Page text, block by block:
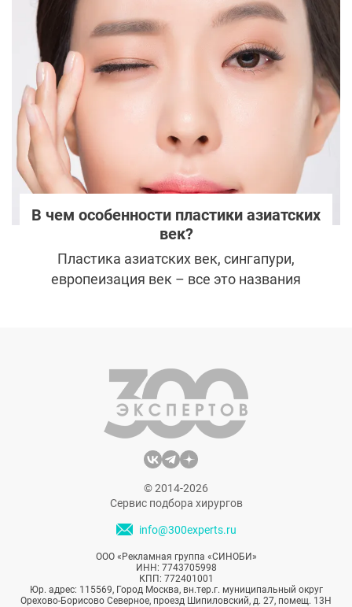
индивидуальность, кожа слишком
натянется, а лицо будет перекаченным или
превратится в застывшую маску.
Избавиться от подобных опасений
помогает изучение фото до и после
пластики, которые порой восхищают.
В чем особенности пластики азиатских
век?
Пластика азиатских век, сингапури,
европеизация век – все это названия
Однако, несмотря на название, к ней
прибегают вовсе не для того, чтобы
уничтожить национальную аутентичность.
© 2014-2026
Сервис подбора хирургов
info@300experts.ru
ООО «Рекламная группа «СИНОБИ»
ИНН: 7743705998
КПП: 772401001
Юр. адрес: 115569, Город Москва, вн.тер.г. муниципальный округ
Орехово-Борисово Северное, проезд Шипиловский, д. 27, помещ. 13Н